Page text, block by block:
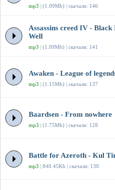
mp3 | (1.09Mb) | скачали: 146
Assassins creed IV - Black
Well
mp3 | (1.09Mb) | скачали: 141
Awaken - League of
mp3 | (1.15Mb) | скачали: 137
Baardsen - From nowhere
mp3 | (1.75Mb) | скачали: 128
Battle for Azeroth - Kul
mp3 | 840.45Kb | скачали: 130